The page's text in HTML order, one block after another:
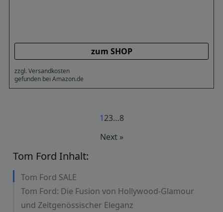
zum SHOP
zzgl. Versandkosten
gefunden bei Amazon.de
123…8
Next »
Tom Ford Inhalt:
Tom Ford SALE
Tom Ford: Die Fusion von Hollywood-Glamour
und Zeitgenössischer Eleganz